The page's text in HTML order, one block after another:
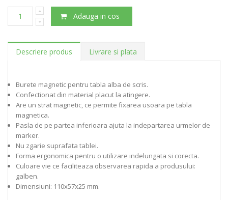
Adauga in cos
Descriere produs Livrare si plata
Burete magnetic pentru tabla alba de scris.
Confectionat din material placut la atingere.
Are un strat magnetic, ce permite fixarea usoara pe tabla
magnetica.
Pasla de pe partea inferioara ajuta la indepartarea urmelor de
marker.
Nu zgarie suprafata tablei.
Forma ergonomica pentru o utilizare indelungata si corecta.
Culoare vie ce faciliteaza observarea rapida a produsului:
galben.
Dimensiuni: 110x57x25 mm.